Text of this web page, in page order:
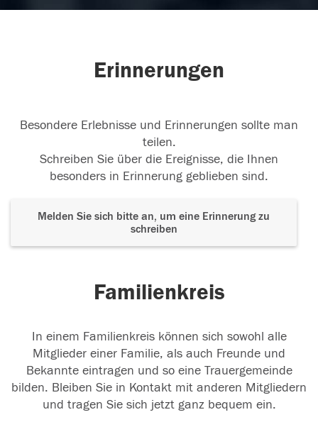
Erinnerungen
Besondere Erlebnisse und Erinnerungen sollte man
teilen.
Schreiben Sie über die Ereignisse, die Ihnen
besonders in Erinnerung geblieben sind.
Melden Sie sich bitte an, um eine Erinnerung zu
schreiben
Familienkreis
In einem Familienkreis können sich sowohl alle
Mitglieder einer Familie, als auch Freunde und
Bekannte eintragen und so eine Trauergemeinde
bilden. Bleiben Sie in Kontakt mit anderen Mitgliedern
und tragen Sie sich jetzt ganz bequem ein.